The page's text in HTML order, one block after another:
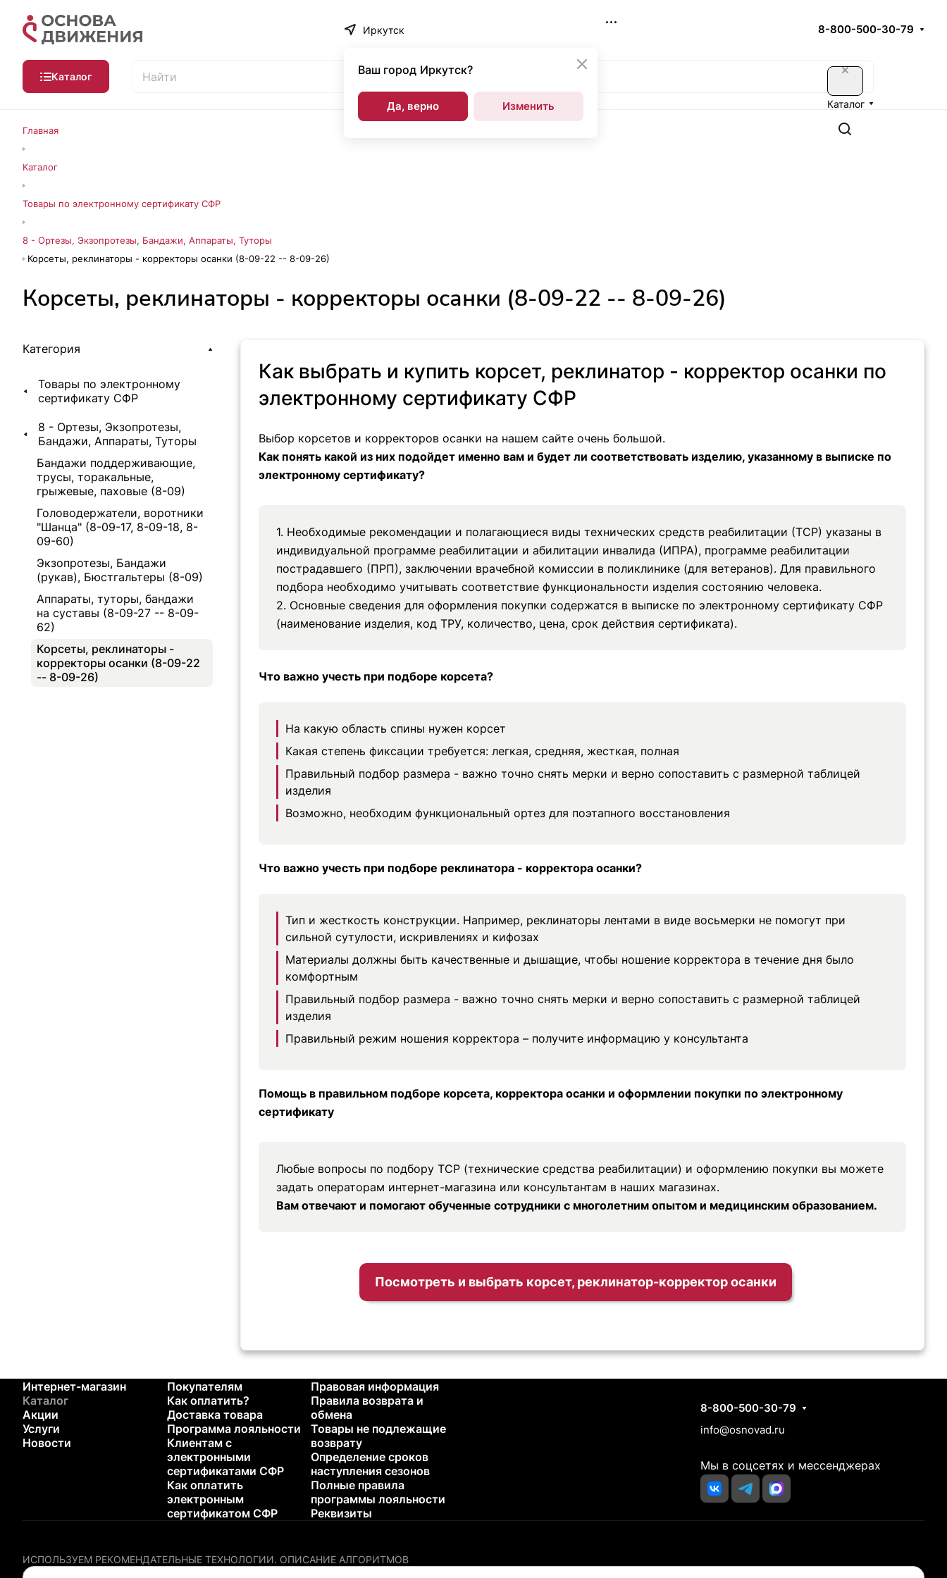
Иркутск
Ваш город Иркутск?
Да, верно Изменить
8-800-500-30-79
Каталог
Каталог
Главная
Каталог
Товары по электронному сертификату СФР
8 - Ортезы, Экзопротезы, Бандажи, Аппараты, Туторы
Корсеты, реклинаторы - корректоры осанки (8-09-22 -- 8-09-26)
Корсеты, реклинаторы - корректоры осанки (8-09-22 -- 8-09-26)
Как выбрать и купить корсет, реклинатор - корректор осанки по
электронному сертификату СФР
Выбор корсетов и корректоров осанки на нашем сайте очень большой.
Как понять какой из них подойдет именно вам и будет ли соответствовать изделию, указанному в выписке по
электронному сертификату?
1. Необходимые рекомендации и полагающиеся виды технических средств реабилитации (ТСР) указаны в
индивидуальной программе реабилитации и абилитации инвалида (ИПРА), программе реабилитации
пострадавшего (ПРП), заключении врачебной комиссии в поликлинике (для ветеранов). Для правильного
подбора необходимо учитывать соответствие функциональности изделия состоянию человека.
2. Основные сведения для оформления покупки содержатся в выписке по электронному сертификату СФР
(наименование изделия, код ТРУ, количество, цена, срок действия сертификата).
Что важно учесть при подборе корсета?
На какую область спины нужен корсет
Какая степень фиксации требуется: легкая, средняя, жесткая, полная
Правильный подбор размера - важно точно снять мерки и верно сопоставить с размерной таблицей
изделия
Возможно, необходим функциональный ортез для поэтапного восстановления
Что важно учесть при подборе реклинатора - корректора осанки?
Тип и жесткость конструкции. Например, реклинаторы лентами в виде восьмерки не помогут при
сильной сутулости, искривлениях и кифозах
Материалы должны быть качественные и дышащие, чтобы ношение корректора в течение дня было
комфортным
Правильный подбор размера - важно точно снять мерки и верно сопоставить с размерной таблицей
изделия
Правильный режим ношения корректора – получите информацию у консультанта
Помощь в правильном подборе корсета, корректора осанки и оформлении покупки по электронному
сертификату
Любые вопросы по подбору ТСР (технические средства реабилитации) и оформлению покупки вы можете
задать операторам интернет-магазина или консультантам в наших магазинах.
Вам отвечают и помогают обученные сотрудники с многолетним опытом и медицинским образованием.
Посмотреть и выбрать корсет, реклинатор-корректор осанки
Категория
Товары по электронному
сертификату СФР
8 - Ортезы, Экзопротезы,
Бандажи, Аппараты, Туторы
Бандажи поддерживающие,
трусы, торакальные,
грыжевые, паховые (8-09)
Головодержатели, воротники
"Шанца" (8-09-17, 8-09-18, 8-
09-60)
Экзопротезы, Бандажи
(рукав), Бюстгальтеры (8-09)
Аппараты, туторы, бандажи
на суставы (8-09-27 -- 8-09-
62)
Корсеты, реклинаторы -
корректоры осанки (8-09-22
-- 8-09-26)
Интернет-магазин
Каталог
Акции
Услуги
Новости
Покупателям
Как оплатить?
Доставка товара
Программа лояльности
Клиентам с
электронными
сертификатами СФР
Как оплатить
электронным
сертификатом СФР
Правовая информация
Правила возврата и
обмена
Товары не подлежащие
возврату
Определение сроков
наступления сезонов
Полные правила
программы лояльности
Реквизиты
8-800-500-30-79
info@osnovad.ru
Мы в соцсетях и мессенджерах
ИСПОЛЬЗУЕМ РЕКОМЕНДАТЕЛЬНЫЕ ТЕХНОЛОГИИ. ОПИСАНИЕ АЛГОРИТМОВ
Содержание настоящего сайта не предназначено для диагностики или лечения каких-либо проблем со здоровьем. Пожалуйста, проконсультируйтесь с вашим врачом перед покупкой